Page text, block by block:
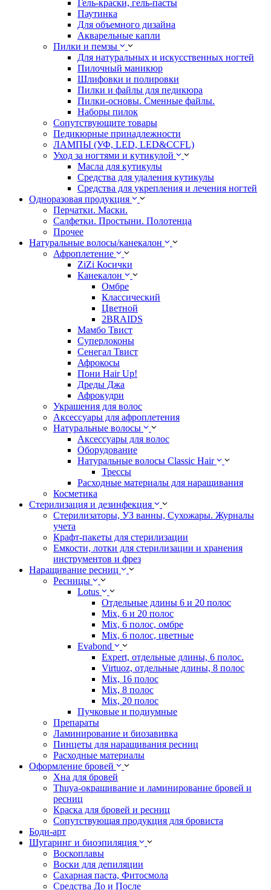
Гель-краски, гель-пасты
Паутинка
Для объемного дизайна
Акварельные капли
Пилки и пемзы
Для натуральных и искусственных ногтей
Пилочный маникюр
Шлифовки и полировки
Пилки и файлы для педикюра
Пилки-основы. Сменные файлы.
Наборы пилок
Сопутствующите товары
Педикюрные принадлежности
ЛАМПЫ (УФ, LED, LED&CCFL)
Уход за ногтями и кутикулой
Масла для кутикулы
Средства для удаления кутикулы
Средства для укрепления и лечения ногтей
Одноразовая продукция
Перчатки. Маски.
Салфетки. Простыни. Полотенца
Прочее
Натуральные волосы/канекалон
Афроплетение
ZiZi Косички
Канекалон
Омбре
Классический
Цветной
2BRAIDS
Мамбо Твист
Суперлоконы
Сенегал Твист
Афрокосы
Пони Hair Up!
Дреды Джа
Афрокудри
Украшения для волос
Аксессуары для афроплетения
Натуральные волосы
Аксессуары для волос
Оборудование
Натуральные волосы Classic Hair
Трессы
Расходные материалы для наращивания
Косметика
Стерилизация и дезинфекция
Стерилизаторы, УЗ ванны, Сухожары. Журналы
учета
Крафт-пакеты для стерилизации
Емкости, лотки для стерилизации и хранения
инструментов и фрез
Наращивание ресниц
Ресницы
Lotus
Отдельные длины 6 и 20 полос
Mix, 6 и 20 полос
Mix, 6 полос, омбре
Mix, 6 полос, цветные
Evabond
Expert, отдельные длины, 6 полос.
Virtuoz, отдельные длины, 8 полос
Mix, 16 полос
Mix, 8 полос
Mix, 20 полос
Пучковые и подиумные
Препараты
Ламинирование и биозавивка
Пинцеты для наращивания ресниц
Расходные материалы
Оформление бровей
Хна для бровей
Thuya-окрашивание и ламинирование бровей и
ресниц
Краска для бровей и ресниц
Сопутствующая продукция для бровиста
Боди-арт
Шугаринг и биоэпиляция
Воскоплавы
Воски для депиляции
Сахарная паста, Фитосмола
Средства До и После